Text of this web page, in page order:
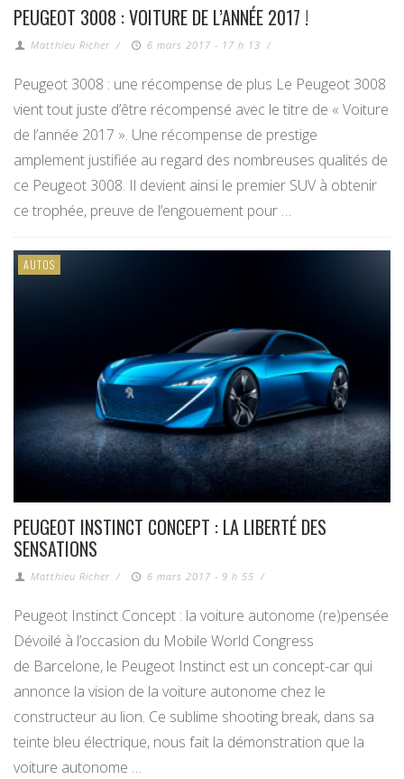
PEUGEOT 3008 : VOITURE DE L’ANNÉE 2017 !
Matthieu Richer / 6 mars 2017 - 17 h 13 /
Peugeot 3008 : une récompense de plus Le Peugeot 3008
vient tout juste d’être récompensé avec le titre de « Voiture
de l’année 2017 ». Une récompense de prestige
amplement justifiée au regard des nombreuses qualités de
ce Peugeot 3008. Il devient ainsi le premier SUV à obtenir
ce trophée, preuve de l’engouement pour …
AUTOS
PEUGEOT INSTINCT CONCEPT : LA LIBERTÉ DES
SENSATIONS
Matthieu Richer / 6 mars 2017 - 9 h 55 /
Peugeot Instinct Concept : la voiture autonome (re)pensée
Dévoilé à l’occasion du Mobile World Congress
de Barcelone, le Peugeot Instinct est un concept-car qui
annonce la vision de la voiture autonome chez le
constructeur au lion. Ce sublime shooting break, dans sa
teinte bleu électrique, nous fait la démonstration que la
voiture autonome …